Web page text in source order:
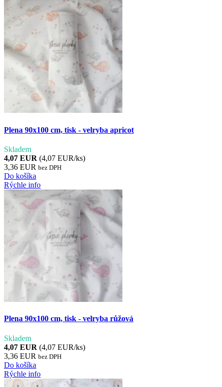
Plena 90x100 cm, tisk - velryba apricot
Skladem
4,07 EUR (4,07 EUR/ks)
3,36 EUR bez DPH
Do košíka
Rýchle info
Plena 90x100 cm, tisk - velryba růžová
Skladem
4,07 EUR (4,07 EUR/ks)
3,36 EUR bez DPH
Do košíka
Rýchle info